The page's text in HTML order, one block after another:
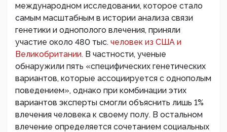
международном исследовании, которое стало
самым масштабным в истории анализа связи
генетики и однополого влечения, приняли
участие около 480 тыс. человек из США и
Великобритании. В частности, ученые
обнаружили пять «специфических генетических
вариантов, которые ассоциируется с однополым
поведением», однако при комбинации этих
вариантов эксперты смогли объяснить лишь 1%
влечения человека к своему полу. В остальном
влечение определяется сочетанием социальных